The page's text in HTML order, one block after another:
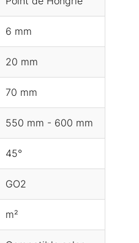
6 mm
20 mm
70 mm
550 mm - 600 mm
45°
GO2
m²